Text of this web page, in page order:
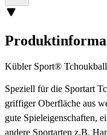
Kübler Sport®
Speziell für die Sportart
griffiger Oberfläche aus
gute Spieleigenschaften,
andere Sportarten z.B.